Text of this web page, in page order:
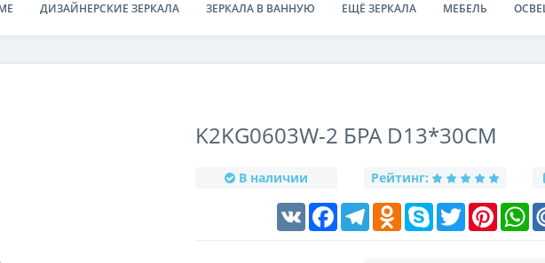
ДИЗАЙНЕРСКИЕ ЗЕРКАЛА ЗЕРКАЛА В ВАННУЮ ЕЩЁ ЗЕРКАЛА МЕБЕЛЬ
K2KG0603W-2 БРА D13*30СМ
В наличии Рейтинг:
VK FacebookTelegramOdnoklassniki
Skype Twitter Pinterest